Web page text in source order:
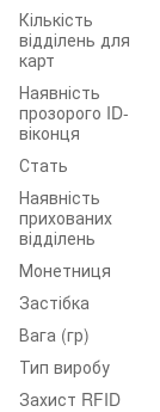
Кількість
відділень для
карт
Наявність
прозорого ID-
віконця
Стать
Наявність
прихованих
відділень
Монетниця
Застібка
Вага (гр)
Тип виробу
Захист RFID